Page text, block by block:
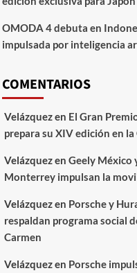
OMODA 4 debuta en
impulsada por inteligencia
COMENTARIOS
Velázquezen El Gran
prepara su XIV edición en
Velázquezen Geely México
Monterrey impulsan la
Velázquezen Porsche y
respaldan programa social
Carmen
Velázquezen Porsche